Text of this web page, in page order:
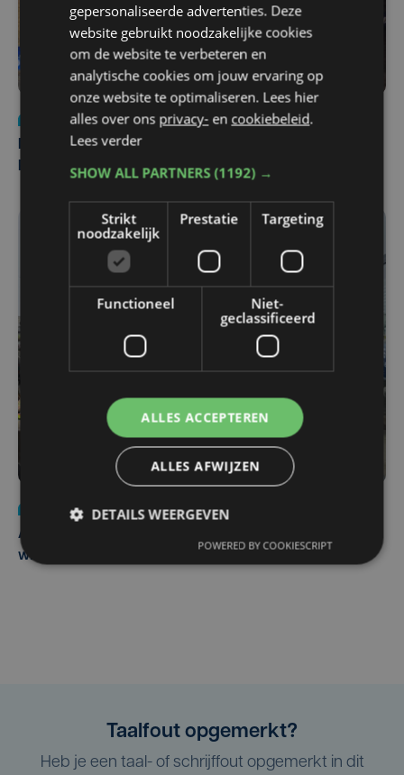
Nieuws
di 4 augustus | 09:32
Man en vrouw dood aangetroffen in woning in Sint-
Pieters Brugge
Nieuws
do 30 juli | 12:57
Autobestuurster rijdt na foutief manoeuvre tegen
winkelgevel in Ieper
Taalfout opgemerkt?
Heb je een taal- of schrijffout opgemerkt in dit
gepersonaliseerde advertenties. Deze
website gebruikt noodzakelijke cookies
om de website te verbeteren en
analytische cookies om jouw ervaring op
onze website te optimaliseren. Lees hier
alles over ons privacy- en cookiebeleid.
Lees verder
SHOW ALL PARTNERS(1192) →
Strikt
noodzakelijk
Prestatie Targeting
Functioneel
Niet-
geclassificeerd
ALLES ACCEPTEREN
ALLES AFWIJZEN
DETAILS WEERGEVEN
POWERED BY COOKIESCRIPT